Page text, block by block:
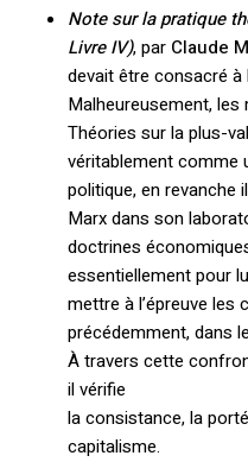
Note sur la pratique
Livre IV), par Claude
devait être consacré à
Malheureusement,
Théories sur la plus-
véritablement comme
politique, en revanche
Marx dans son
doctrines
essentiellement pour
mettre à l’épreuve
précédemment, dans
À travers cette
il vérifie
la consistance, la
capitalisme.